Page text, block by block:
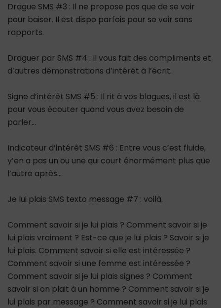
Drague SMS #3 : Il ne propose pas que de se voir
pour baiser. Il est dispo parfois pour se voir sans
rapports.
Draguer par SMS #4 : Il vous fait des compliments et
d’autres démonstrations d’intérêt à l’écrit.
Signe d’intérêt SMS #5 : Il rit à vos blagues, il est là
pour vous écouter quand vous avez besoin de
parler…
Indicateur d’intérêt SMS #6 : Entre vous c’est fluide,
y’en a pas un ou une qui court énormément plus que
l’autre après…
Je lui plais SMS texto message #7 : voilà.
Comment savoir si je lui plais ? Comment savoir si je
lui plais vraiment ? Est-ce que je lui plais ? Savoir si je
lui plais. Comment savoir si elle est intéressée ?
Comment savoir si une femme est intéressée ?
Comment savoir si je lui plais signes ? Comment
savoir si on plait à un homme ? Comment savoir si je
lui plais par message ? Comment savoir si je lui plais